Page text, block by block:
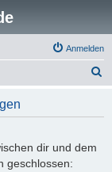
Anmelden
dir und dem
geschlossen: